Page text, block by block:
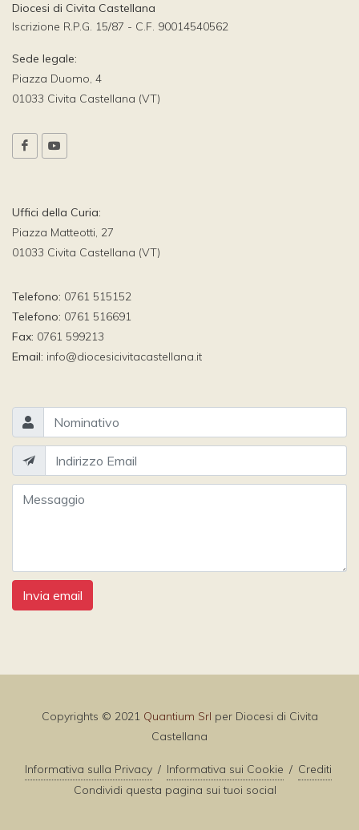
Diocesi di Civita Castellana
Iscrizione R.P.G. 15/87 - C.F. 90014540562
Sede legale:
Piazza Duomo, 4
01033 Civita Castellana (VT)
Uffici della Curia:
Piazza Matteotti, 27
01033 Civita Castellana (VT)
Telefono: 0761 515152
Telefono: 0761 516691
Fax: 0761 599213
Email: info@diocesicivitacastellana.it
Invia email
Copyrights © 2021 Quantium Srl per Diocesi di Civita
Castellana
Informativa sulla Privacy / Informativa sui Cookie / Crediti
Condividi questa pagina sui tuoi social